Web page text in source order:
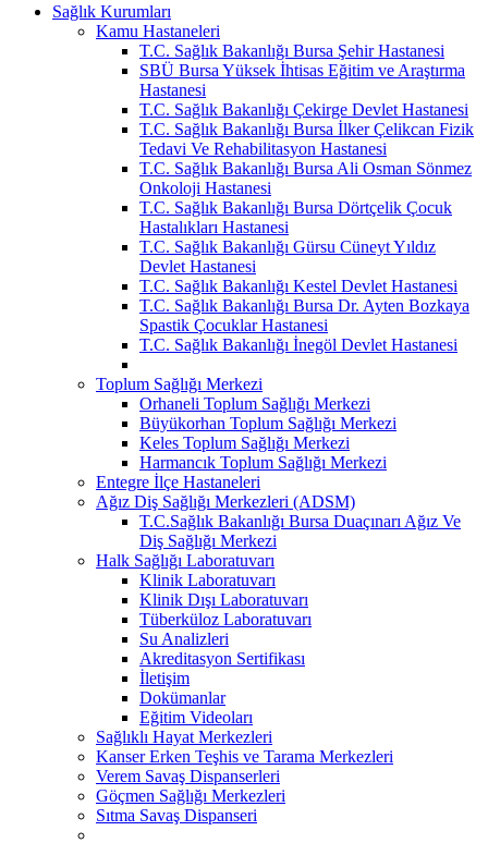
Sağlık Kurumları
Kamu Hastaneleri
T.C. Sağlık Bakanlığı Bursa Şehir Hastanesi
SBÜ Bursa Yüksek İhtisas Eğitim ve Araştırma
Hastanesi
T.C. Sağlık Bakanlığı Çekirge Devlet Hastanesi
T.C. Sağlık Bakanlığı Bursa İlker Çelikcan Fizik
Tedavi Ve Rehabilitasyon Hastanesi
T.C. Sağlık Bakanlığı Bursa Ali Osman Sönmez
Onkoloji Hastanesi
T.C. Sağlık Bakanlığı Bursa Dörtçelik Çocuk
Hastalıkları Hastanesi
T.C. Sağlık Bakanlığı Gürsu Cüneyt Yıldız
Devlet Hastanesi
T.C. Sağlık Bakanlığı Kestel Devlet Hastanesi
T.C. Sağlık Bakanlığı Bursa Dr. Ayten Bozkaya
Spastik Çocuklar Hastanesi
T.C. Sağlık Bakanlığı İnegöl Devlet Hastanesi
Toplum Sağlığı Merkezi
Orhaneli Toplum Sağlığı Merkezi
Büyükorhan Toplum Sağlığı Merkezi
Keles Toplum Sağlığı Merkezi
Harmancık Toplum Sağlığı Merkezi
Entegre İlçe Hastaneleri
Ağız Diş Sağlığı Merkezleri (ADSM)
T.C.Sağlık Bakanlığı Bursa Duaçınarı Ağız Ve
Diş Sağlığı Merkezi
Halk Sağlığı Laboratuvarı
Klinik Laboratuvarı
Klinik Dışı Laboratuvarı
Tüberküloz Laboratuvarı
Su Analizleri
Akreditasyon Sertifikası
İletişim
Dokümanlar
Eğitim Videoları
Sağlıklı Hayat Merkezleri
Kanser Erken Teşhis ve Tarama Merkezleri
Verem Savaş Dispanserleri
Göçmen Sağlığı Merkezleri
Sıtma Savaş Dispanseri